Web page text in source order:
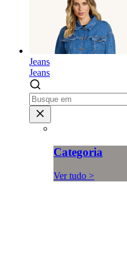
Jeans
Jeans
Categoria
Ver tudo >